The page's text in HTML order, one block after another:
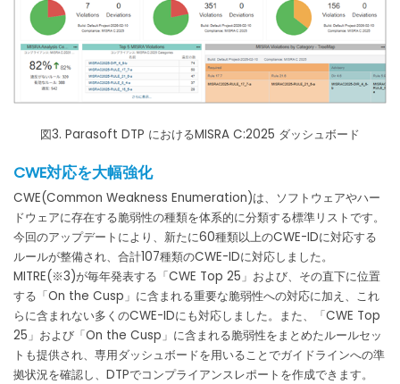
図3. Parasoft DTP におけるMISRA C:2025 ダッシュボード
CWE対応を大幅強化
CWE(Common Weakness Enumeration)は、ソフトウェアやハー
ドウェアに存在する脆弱性の種類を体系的に分類する標準リストです。
今回のアップデートにより、新たに60種類以上のCWE-IDに対応する
ルールが整備され、合計107種類のCWE-IDに対応しました。
MITRE(※3)が毎年発表する「CWE Top 25」および、その直下に位置
する「On the Cusp」に含まれる重要な脆弱性への対応に加え、これ
らに含まれない多くのCWE-IDにも対応しました。また、「CWE Top
25」および「On the Cusp」に含まれる脆弱性をまとめたルールセッ
トも提供され、専用ダッシュボードを用いることでガイドラインへの準
拠状況を確認し、DTPでコンプライアンスレポートを作成できます。